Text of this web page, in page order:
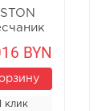
BYN
клик